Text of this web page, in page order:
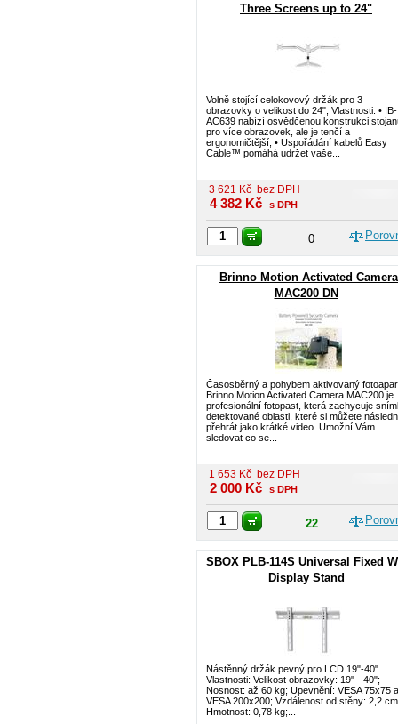
Three Screens up to 24"
Volně stojící celokovový držák pro 3
obrazovky o velikost do 24"; Vlastnosti: • IB-
AC639 nabízí osvědčenou konstrukci
pro více obrazovek, ale je tenčí a
ergonomičtější; • Uspořádání kabelů Easy
Cable™ pomáhá udržet vaše...
3 621 Kč bez DPH
4 382 Kč s DPH
0
Brinno Motion Activated Camera
MAC200 DN
Časosběrný a pohybem aktivovaný
Brinno Motion Activated Camera MAC200 je
profesionální fotopast, která zachycuje
detektované oblasti, které si můžete
přehrát jako krátké video. Umožní Vám
sledovat co se...
1 653 Kč bez DPH
2 000 Kč s DPH
22
SBOX PLB-114S Universal Fixed
Display Stand
Nástěnný držák pevný pro LCD 19"-40".
Vlastnosti: Velikost obrazovky: 19" - 40";
Nosnost: až 60 kg; Upevnění: VESA 75x75
VESA 200x200; Vzdálenost od stěny: 2,2
Hmotnost: 0,78 kg;...